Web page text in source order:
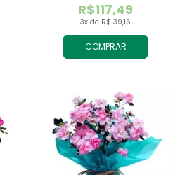
COMPRAR
3x de R$ 39,16
R$117,49